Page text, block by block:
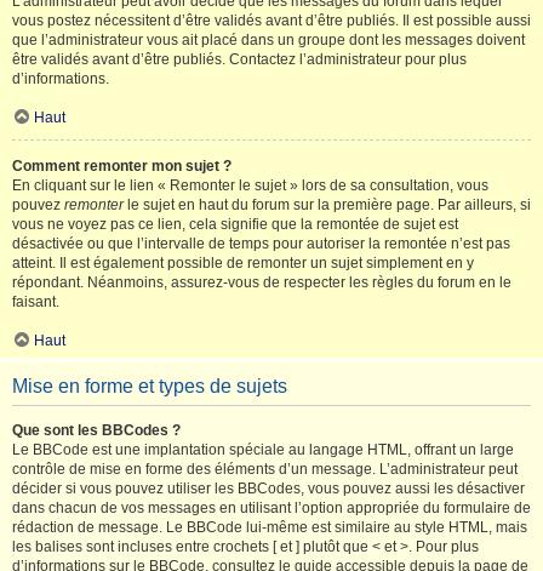
vous postez nécessitent d’être validés avant d’être publiés. Il est possible aussi
que l’administrateur vous ait placé dans un groupe dont les messages doivent
être validés avant d’être publiés. Contactez l’administrateur pour plus
d’informations.
Haut
Comment remonter mon sujet ?
En cliquant sur le lien « Remonter le sujet » lors de sa consultation, vous
pouvez remonterle sujet en haut du forum sur la première page. Par ailleurs, si
vous ne voyez pas ce lien, cela signifie que la remontée de sujet est
désactivée ou que l’intervalle de temps pour autoriser la remontée n’est pas
atteint. Il est également possible de remonter un sujet simplement en y
répondant. Néanmoins, assurez-vous de respecter les règles du forum en le
faisant.
Haut
Mise en forme et types de sujets
Que sont les BBCodes ?
Le BBCode est une implantation spéciale au langage HTML, offrant un large
contrôle de mise en forme des éléments d’un message. L’administrateur peut
décider si vous pouvez utiliser les BBCodes, vous pouvez aussi les désactiver
dans chacun de vos messages en utilisant l’option appropriée du formulaire de
rédaction de message. Le BBCode lui-même est similaire au style HTML, mais
les balises sont incluses entre crochets [ et ] plutôt que < et >. Pour plus
d’informations sur le BBCode, consultez le guide accessible depuis la page de